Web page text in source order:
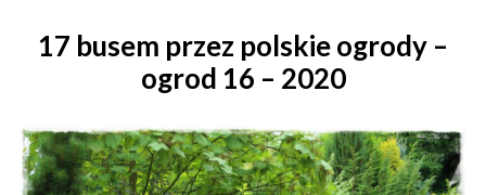
17 busem przez polskie ogrody –
ogrod 16 – 2020